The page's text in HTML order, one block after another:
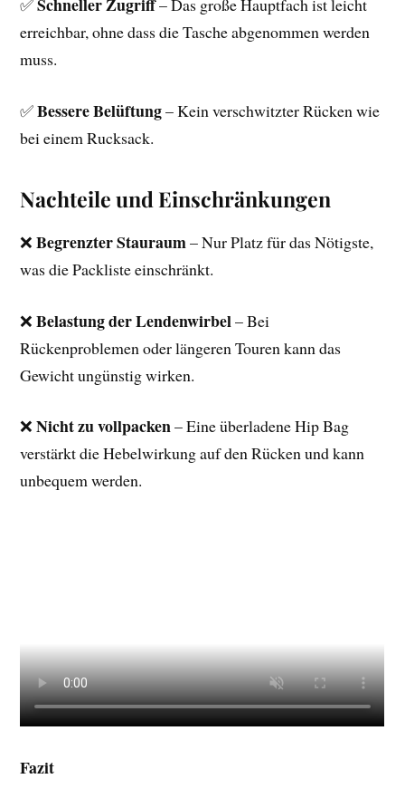
✅
– Das große Hauptfach ist leicht
erreichbar, ohne dass die Tasche abgenommen werden
muss.
✅Bessere Belüftung– Kein verschwitzter Rücken wie
bei einem Rucksack.
Nachteile und Einschränkungen
❌Begrenzter Stauraum– Nur Platz für das Nötigste,
was die Packliste einschränkt.
❌Belastung der Lendenwirbel– Bei
Rückenproblemen oder längeren Touren kann das
Gewicht ungünstig wirken.
❌Nicht zu vollpacken– Eine überladene Hip Bag
verstärkt die Hebelwirkung auf den Rücken und kann
unbequem werden.
Fazit